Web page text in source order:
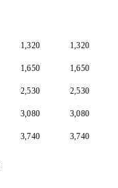
1,320 1,320
1,650 1,650
2,530 2,530
3,080 3,080
3,740 3,740